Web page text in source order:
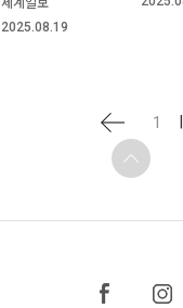
세계일보
2025.08.19
1